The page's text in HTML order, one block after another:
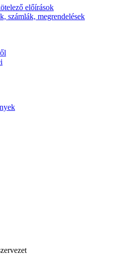
előírások
számlák, megrendelések